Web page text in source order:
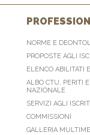
NORME E
PROPOSTE AGLI
ELENCO ABILITATI
ALBO CTU, PERITI
NAZIONALE
SERVIZI AGLI
COMMISSIONI
GALLERIA